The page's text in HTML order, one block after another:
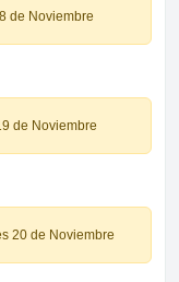
de Noviembre
de Noviembre
20 de Noviembre